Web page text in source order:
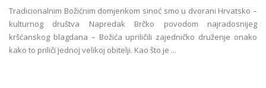
Tradicionalnim Božićnim domjenkom sinoć smo u dvorani Hrvatsko –
kulturnog društva Napredak Brčko povodom najradosnijeg
kršćanskog blagdana – Božića upriličili zajedničko druženje onako
kako to priliči jednoj velikoj obitelji. Kao što je ...